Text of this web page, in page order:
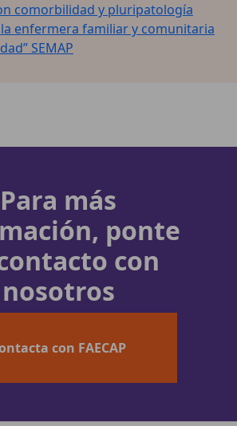
comorbilidad y pluripatología
la enfermera familiar y comunitaria
SEMAP
Para más
ponte
con
nosotros
con FAECAP